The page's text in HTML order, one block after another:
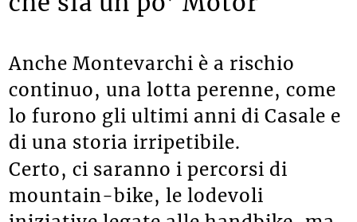
che sia un po’ Motor
Anche Montevarchi è a rischio
continuo, una lotta perenne, come
lo furono gli ultimi anni di Casale e
di una storia irripetibile.
Certo, ci saranno i percorsi di
mountain-bike, le lodevoli